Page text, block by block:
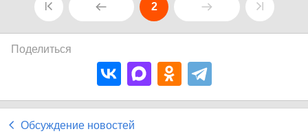
2
Поделиться
Обсуждение новостей